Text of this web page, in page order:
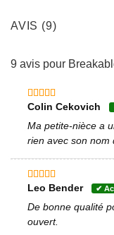
AVIS (9)
9 avis pour
Note4
Colin Cekovich
Ma petite-nièce a
rien avec son nom
Note 5sur 5
Leo Bender
De bonne qualité
ouvert.